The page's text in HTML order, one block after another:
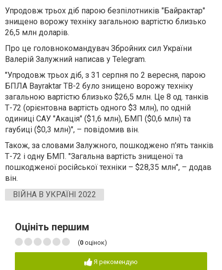
Упродовж трьох діб парою безпілотників "Байрактар"
знищено ворожу техніку загальною вартістю близько
26,5 млн доларів.
Про це головнокомандувач Збройних сил України
Валерій Залужний написав у Telegram.
"Упродовж трьох діб, з 31 серпня по 2 вересня, парою
БПЛА Bayraktar ТВ-2 було знищено ворожу техніку
загальною вартістю близько $26,5 млн. Це 8 од. танків
Т-72 (орієнтовна вартість одного $3 млн), по одній
одиниці САУ "Акація" ($1,6 млн), БМП ($0,6 млн) та
гаубиці ($0,3 млн)", – повідомив він.
Також, за словами Залужного, пошкоджено п'ять танків
Т-72 і одну БМП. "Загальна вартість знищеної та
пошкодженої російської техніки – $28,35 млн", – додав
він.
ВІЙНА В УКРАЇНІ 2022
Оцініть першим
(0 оцінок)
Я рекомендую